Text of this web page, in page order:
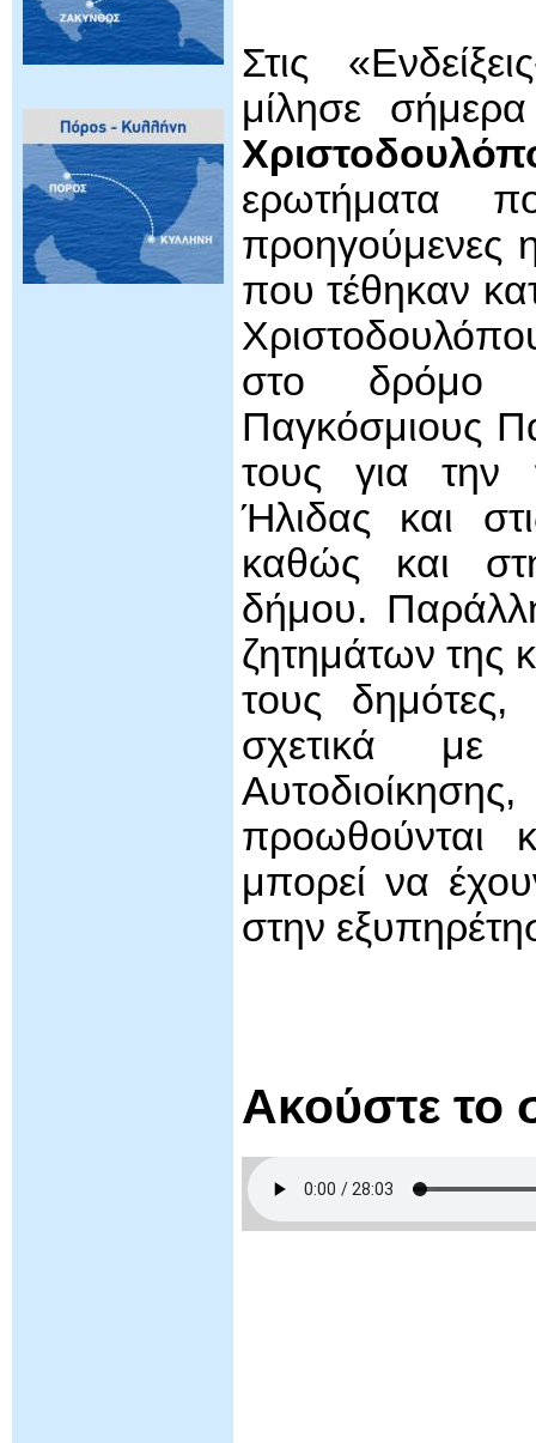
Στις
μίλησε
ερωτήματα
προηγούμενες
που τέθηκαν
στο δρόμο
Παγκόσμιους
τους για την
Ήλιδας και
καθώς και
δήμου.
ζητημάτων της
τους
σχετικά
προωθούνται
μπορεί να
στην
Ακούστε το